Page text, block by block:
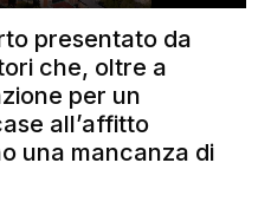
presentato da
che, oltre a
per un
all’affitto
una mancanza di